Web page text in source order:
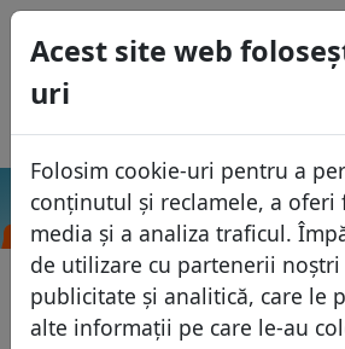
Acest site web
uri
Folosim cookie-uri pentru a
conținutul și reclamele, a oferi
media și a analiza traficul.
de utilizare cu partenerii
publicitate și analitică, care le
alte informații pe care le-au
Domenii
Baza domeniilor
Domenii africane
Lista de preţuri
Caută
USD
EUR
GBP
Español
Français
Italiano
Português
Eesti